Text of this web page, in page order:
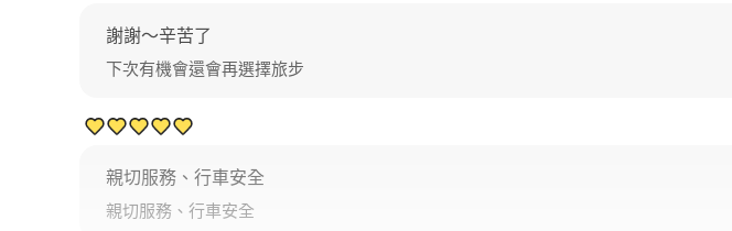
謝謝～辛苦了
下次有機會還會再選擇旅步
親切服務、行車安全
親切服務、行車安全